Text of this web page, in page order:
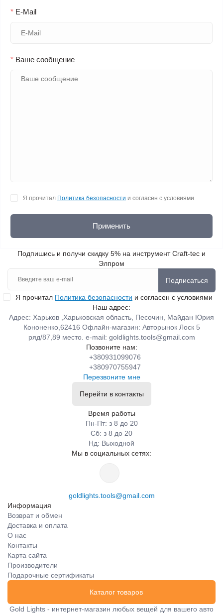
* E-Mail
* Ваше сообщение
Я прочитал Политика безопасности и согласен с условиями
Применить
Подпишись и получи скидку 5% на инструмент Craft-tec и
Элпром
Подписаться
Я прочитал Политика безопасности и согласен с условиями
Наш адрес:
Адрес: Харьков ,Харьковская область, Песочин, Майдан Юрия
Кононенко,62416 Офлайн-магазин: Авторынок Лоск 5
ряд/87,89 место. e-mail: goldlights.tools@gmail.com
Позвоните нам:
+380931099076
+380970755947
Перезвоните мне
Перейти в контакты
Время работы
Пн-Пт: з 8 до 20
Сб: з 8 до 20
Нд: Выходной
Мы в социальных сетях:
goldlights.tools@gmail.com
Информация
Возврат и обмен
Доставка и оплата
О нас
Контакты
Карта сайта
Производители
Подарочные сертификаты
Каталог товаров
Gold Lights - интернет-магазин любых вещей для вашего авто